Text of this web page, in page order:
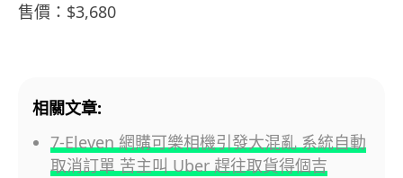
售價：$3,680
相關文章:
7-Eleven 網購可樂相機引發大混亂 系統自動
取消訂單 苦主叫 Uber 趕往取貨得個吉